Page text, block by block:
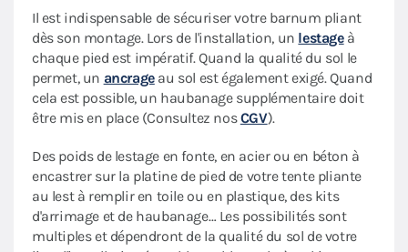
Il est indispensable de sécuriser votre barnum pliant
dès son montage. Lors de l'installation, un lestageà
chaque pied est impératif. Quand la qualité du sol le
permet, un ancrageau sol est également exigé. Quand
cela est possible, un haubanage supplémentaire doit
être mis en place (Consultez nosCGV).
Des poids de lestage en fonte, en acier ou en béton à
encastrer sur la platine de pied de votre tente pliante
au lest à remplir en toile ou en plastique, des kits
d'arrimage et de haubanage… Les possibilités sont
multiples et dépendront de la qualité du sol de votre